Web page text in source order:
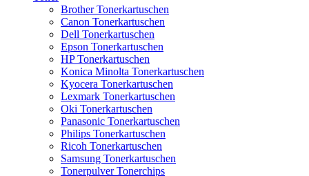
Brother Tonerkartuschen
Canon Tonerkartuschen
Dell Tonerkartuschen
Epson Tonerkartuschen
HP Tonerkartuschen
Konica Minolta Tonerkartuschen
Kyocera Tonerkartuschen
Lexmark Tonerkartuschen
Oki Tonerkartuschen
Panasonic Tonerkartuschen
Philips Tonerkartuschen
Ricoh Tonerkartuschen
Samsung Tonerkartuschen
Tonerpulver Tonerchips